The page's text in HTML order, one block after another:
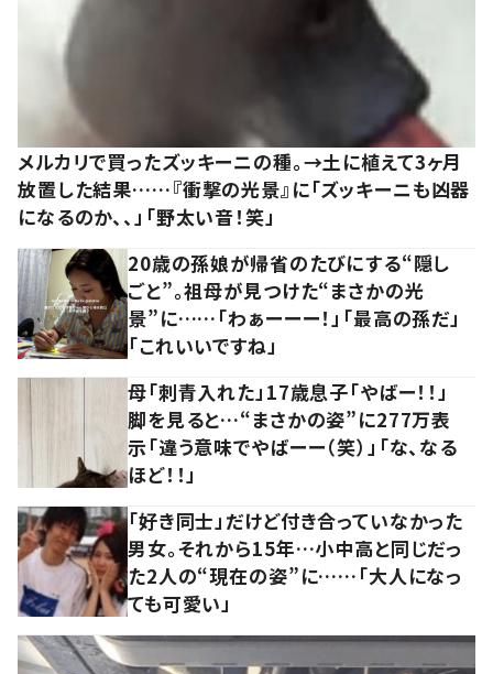
メルカリで買ったズッキーニの種。→土に植えて3ヶ月
放置した結果……『衝撃の光景』に「ズッキーニも凶器
になるのか、、」「野太い音！笑」
20歳の孫娘が帰省のたびにする“隠し
ごと”。祖母が見つけた“まさかの光
景”に……「わぁーーー！」「最高の孫だ」
「これいいですね」
母「刺青入れた」17歳息子「やばー！！」
脚を見ると…“まさかの姿”に277万表
示「違う意味でやばーー（笑）」「な、なる
ほど！！」
「好き同士」だけど付き合っていなかった
男女。それから15年…小中高と同じだっ
た2人の“現在の姿”に……「大人になっ
ても可愛い」